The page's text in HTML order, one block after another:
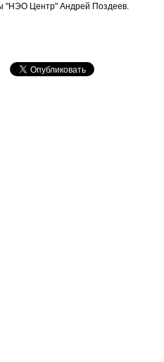
"НЭО Центр" Андрей Поздеев.